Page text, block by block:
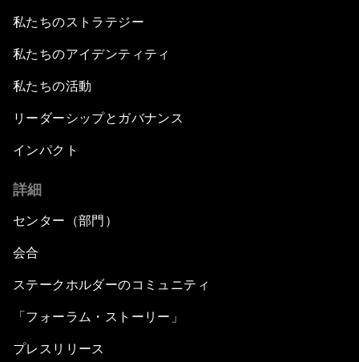
私たちのストラテジー
私たちのアイデンティティ
私たちの活動
リーダーシップとガバナンス
インパクト
詳細
センター（部門）
会合
ステークホルダーのコミュニティ
「フォーラム・ストーリー」
プレスリリース